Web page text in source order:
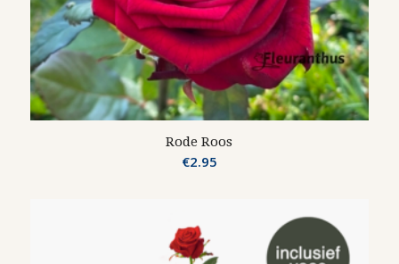
Rode Roos
€2.95